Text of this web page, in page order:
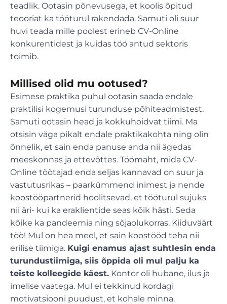
teadlik. Ootasin põnevusega, et koolis õpitud
teooriat ka tööturul rakendada. Samuti oli suur
huvi teada mille poolest erineb CV-Online
konkurentidest ja kuidas töö antud sektoris
toimib.
Millised olid mu ootused?
Esimese praktika puhul ootasin saada endale
praktilisi kogemusi turunduse põhiteadmistest.
Samuti ootasin head ja kokkuhoidvat tiimi. Ma
otsisin väga pikalt endale praktikakohta ning olin
õnnelik, et sain enda panuse anda nii ägedas
meeskonnas ja ettevõttes. Töömaht, mida CV-
Online töötajad enda seljas kannavad on suur ja
vastutusrikas – paarkümmend inimest ja nende
koostööpartnerid hoolitsevad, et tööturul sujuks
nii äri- kui ka eraklientide seas kõik hästi. Seda
kõike ka pandeemia ning sõjaolukorras. Kiiduväärt
töö! Mul on hea meel, et sain koostööd teha nii
erilise tiimiga. Kuigi enamus ajast suhtlesin enda
turundustiimiga, siis õppida oli mul palju ka
teiste kolleegide käest. Kontor oli hubane, ilus ja
imelise vaatega. Mul ei tekkinud kordagi
motivatsiooni puudust, et kohale minna.